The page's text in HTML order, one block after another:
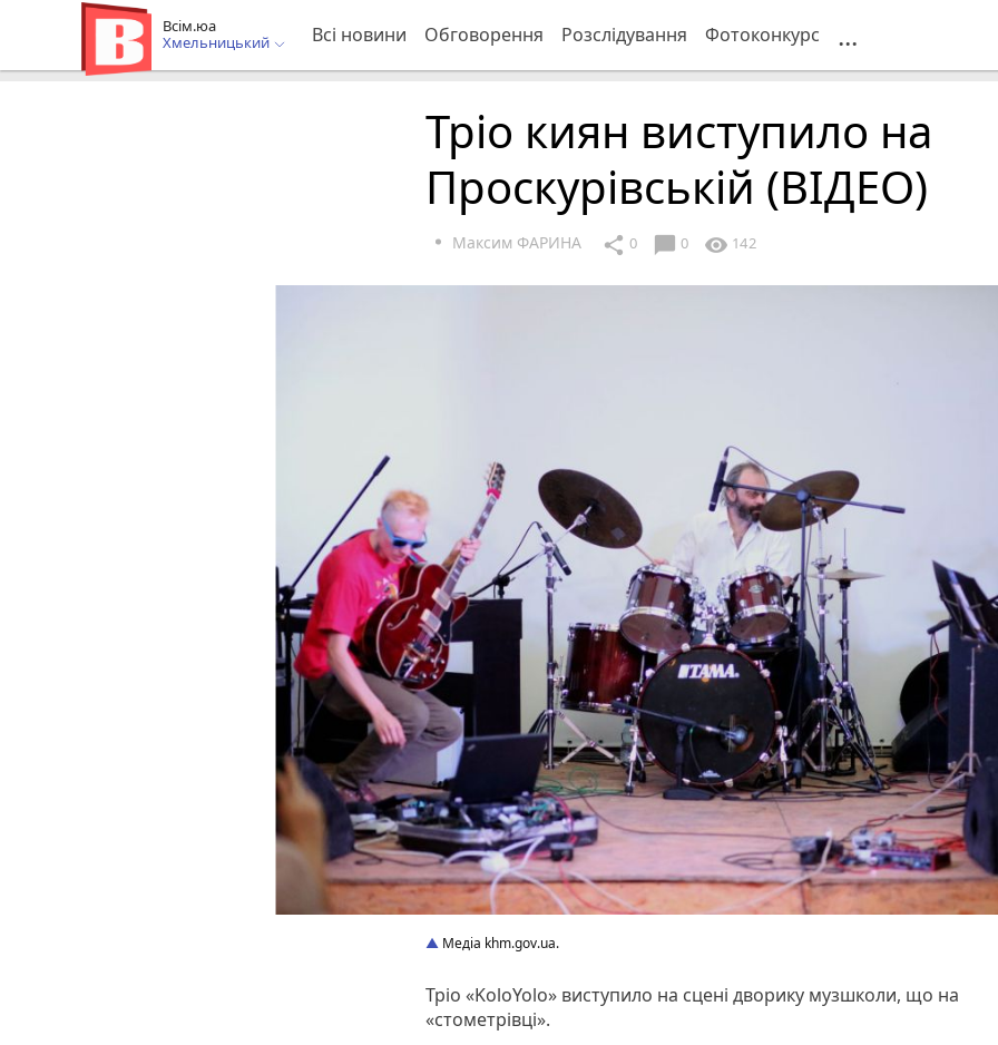
Всім.юа
Хмельницький
Всі новини Обговорення Розслідування Фотоконкурс ...
Тріо киян виступило на
Проскурівській (ВІДЕО)
Максим ФАРИНА share 0 chat_bubble 0 visibility 142
Медіа khm.gov.ua.
Тріо «KoloYolo» виступило на сцені дворику музшколи, що на
«стометрівці».